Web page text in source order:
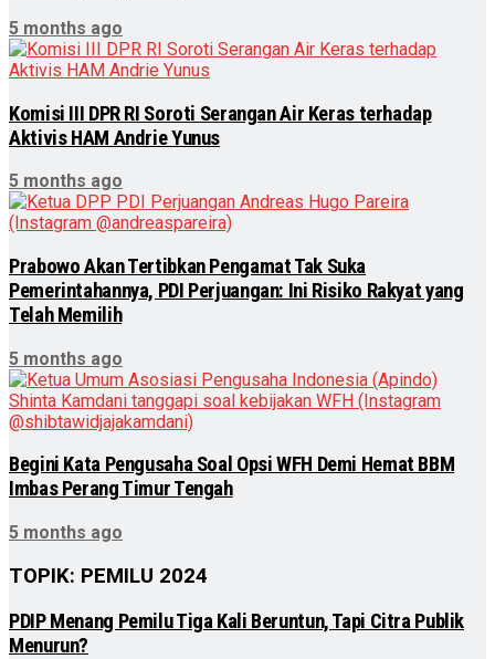
5 months ago
Komisi III DPR RI Soroti Serangan Air Keras terhadap
Aktivis HAM Andrie Yunus
5 months ago
Prabowo Akan Tertibkan Pengamat Tak Suka
Pemerintahannya, PDI Perjuangan: Ini Risiko Rakyat yang
Telah Memilih
5 months ago
Begini Kata Pengusaha Soal Opsi WFH Demi Hemat BBM
Imbas Perang Timur Tengah
5 months ago
TOPIK: PEMILU 2024
PDIP Menang Pemilu Tiga Kali Beruntun, Tapi Citra Publik
Menurun?